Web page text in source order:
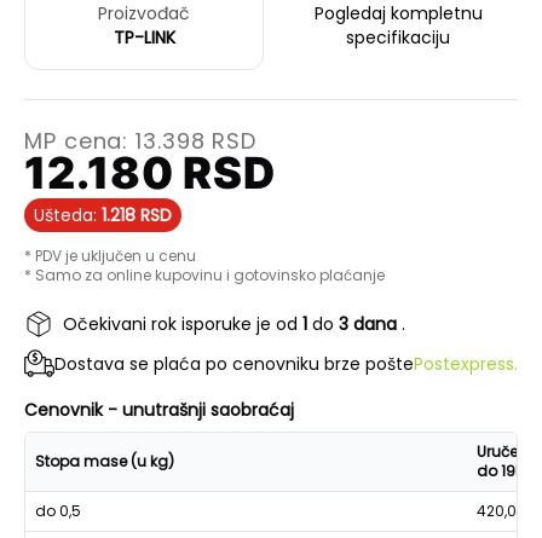
Proizvođač
TP-LINK
Pogledaj kompletnu
specifikaciju
MP cena:13.398 RSD
12.180 RSD
Ušteda: 1.218 RSD
* PDV je uključen u cenu
* Samo za online kupovinu i gotovinsko plaćanje
Očekivani rok isporuke je od 1 do 3 dana .
Dostava se plaća po cenovniku brze poštePostexpress.
Cenovnik - unutrašnji saobraćaj
Stopa mase (u kg)
Uručenje
do 19h
do 0,5
420,00